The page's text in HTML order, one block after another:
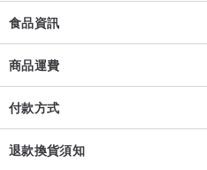
需間隔1小時再吃。
2.若想擁有好身體，建議持續補充
有助於好菌生長。
3.每支益生菌機能性不同，如都有
過敏原:牛乳(靚麗益生菌)
食品資訊
商品運費
付款方式
退款換貨須知